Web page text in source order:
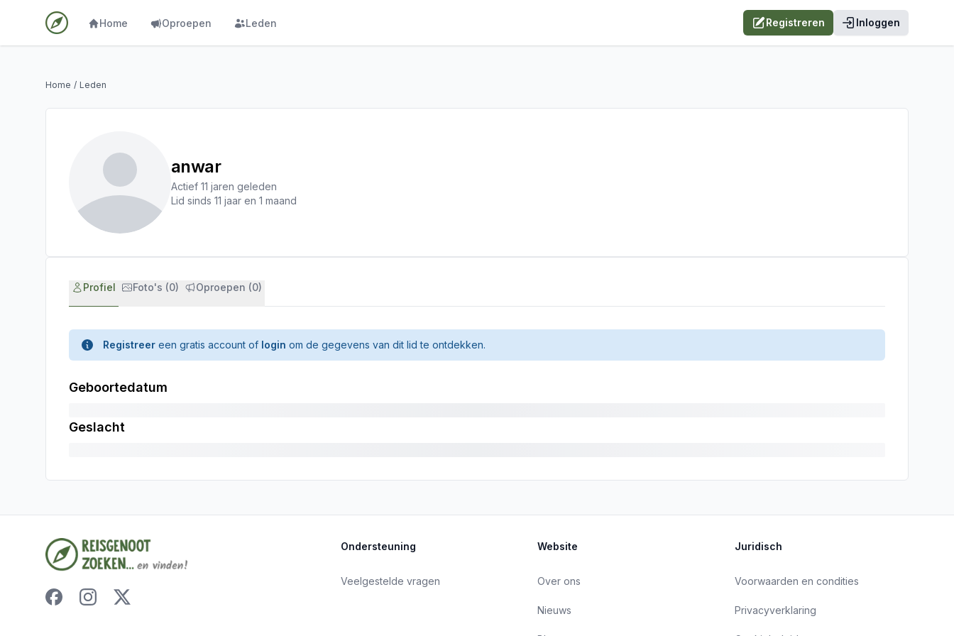
Home Oproepen Leden Registreren Inloggen
Home / Leden
anwar
Actief 11 jaren geleden
Lid sinds 11 jaar en 1 maand
Profiel Foto's (0) Oproepen (0)
Registreer een gratis account of login om de gegevens van dit lid te ontdekken.
Geboortedatum
Geslacht
Ondersteuning
Veelgestelde vragen
Website
Over ons
Nieuws
Juridisch
Voorwaarden en condities
Privacyverklaring